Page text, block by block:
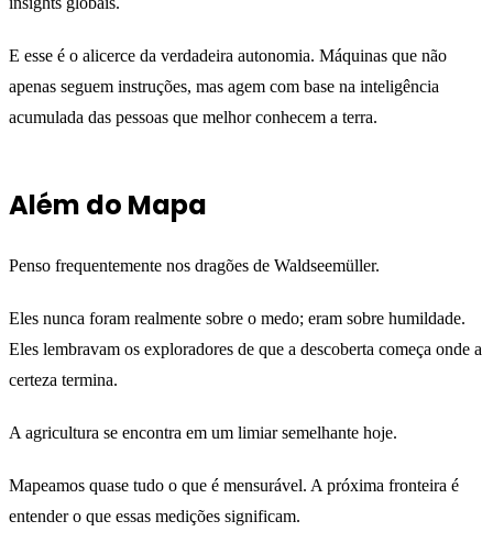
E esse é o alicerce da verdadeira autonomia. Máquinas que não
apenas seguem instruções, mas agem com base na inteligência
acumulada das pessoas que melhor conhecem a terra.
Além do Mapa
Penso frequentemente nos dragões de Waldseemüller.
Eles nunca foram realmente sobre o medo; eram sobre humildade.
Eles lembravam os exploradores de que a descoberta começa onde a
certeza termina.
A agricultura se encontra em um limiar semelhante hoje.
Mapeamos quase tudo o que é mensurável. A próxima fronteira é
entender o que essas medições significam.